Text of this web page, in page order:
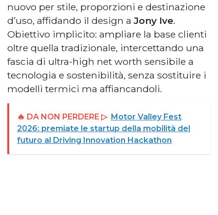
nuovo per stile, proporzioni e destinazione
d’uso, affidando il design aJony Ive.
Obiettivo implicito: ampliare la base clienti
oltre quella tradizionale, intercettando una
fascia di ultra-high net worth sensibile a
tecnologia e sostenibilità, senza sostituire i
modelli termici ma affiancandoli.
🔥 DA NON PERDERE ▷ Motor Valley Fest
2026: premiate le startup della mobilità del
futuro al Driving Innovation Hackathon